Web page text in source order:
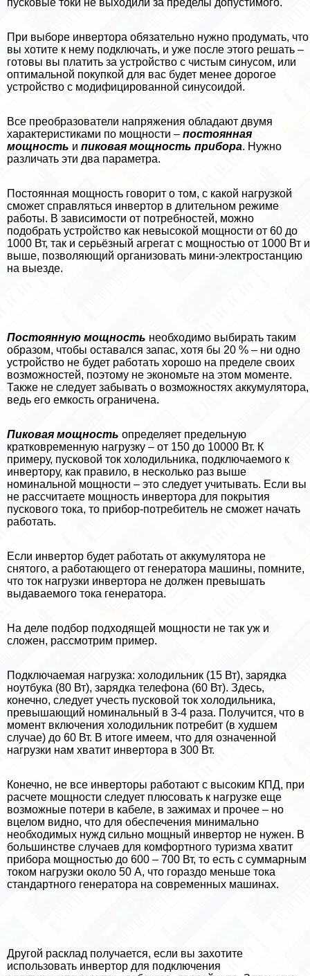
пусковые токи не выходили за пределы допустимого.
При выборе инвертора обязательно нужно продумать, что
вы хотите к нему подключать, и уже после этого решать –
готовы вы платить за устройство с чистым синусом, или
оптимальной покупкой для вас будет менее дорогое
устройство с модифицированной синусоидой.
Все преобразователи напряжения обладают двумя
хаpaктеристиками по мощности – постоянная
мощность и пиковая мощность прибора. Нужно
различать эти два параметра.
Постоянная мощность говорит о том, с какой нагрузкой
сможет справляться инвертор в длительном режиме
работы. В зависимости от потребностей, можно
подобрать устройство как невысокой мощности от 60 до
1000 Вт, так и серьёзный агрегат с мощностью от 1000 Вт и
выше, позволяющий организовать мини-электростанцию
на выезде.
Постоянную мощность необходимо выбирать таким
образом, чтобы оставался запас, хотя бы 20 % – ни одно
устройство не будет работать хорошо на пределе своих
возможностей, поэтому не экономьте на этом моменте.
Также не следует забывать о возможностях аккумулятора,
ведь его емкость ограничена.
Пиковая мощность определяет предельную
кратковременную нагрузку – от 150 до 10000 Вт. К
примеру, пусковой ток холодильника, подключаемого к
инвертору, как правило, в несколько раз выше
номинальной мощности – это следует учитывать. Если вы
не рассчитаете мощность инвертора для покрытия
пускового тока, то прибор-потребитель не сможет начать
работать.
Если инвертор будет работать от аккумулятора не
снятого, а работающего от генератора машины, помните,
что ток нагрузки инвертора не должен превышать
выдаваемого тока генератора.
На деле подбор подходящей мощности не так уж и
сложен, рассмотрим пример.
Подключаемая нагрузка: холодильник (15 Вт), зарядка
ноутбука (80 Вт), зарядка телефона (60 Вт). Здесь,
конечно, следует учесть пусковой ток холодильника,
превышающий номинальный в 3-4 раза. Получится, что в
момент включения холодильник потребит (в худшем
случае) до 60 Вт. В итоге имеем, что для означенной
нагрузки нам хватит инвертора в 300 Вт.
Конечно, не все инверторы работают с высоким КПД, при
расчете мощности следует плюсовать к нагрузке еще
возможные потери в кабеле, в зажимах и прочее – но
вцелом видно, что для обеспечения минимально
необходимых нужд сильно мощный инвертор не нужен. В
большинстве случаев для комфортного туризма хватит
прибора мощностью до 600 – 700 Вт, то есть с суммарным
током нагрузки около 50 А, что гораздо меньше тока
стандартного генератора на современных машинах.
Другой расклад получается, если вы захотите
использовать инвертор для подключения